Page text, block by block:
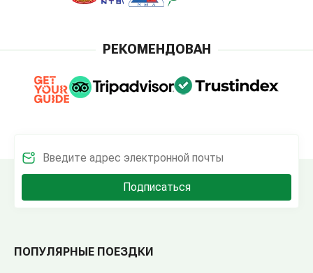
РЕКОМЕНДОВАН
Подписаться
ПОПУЛЯРНЫЕ ПОЕЗДКИ